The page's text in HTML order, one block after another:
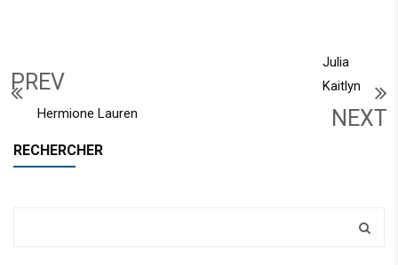
PREV
Hermione Lauren
Julia
Kaitlyn
NEXT
RECHERCHER